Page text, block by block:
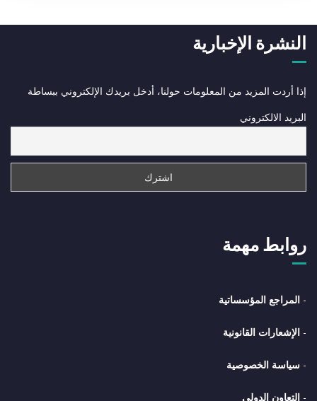
روابط مهمة
- المراجع المؤسساتية
- الإشعارات القانونية
- سياسة الخصوصية
- التعاون الدولي
النشرة الإخبارية
إذا أردت المزيد من المعلومات حولنا، أدخل بريدك الإلكتروني ببساطة
البريد الالكتروني